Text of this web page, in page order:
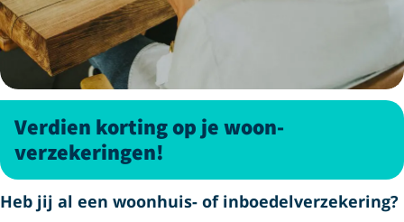
Verdien korting op je woon­
verzekeringen!
Heb jij al een woonhuis- of inboedelverzekering?